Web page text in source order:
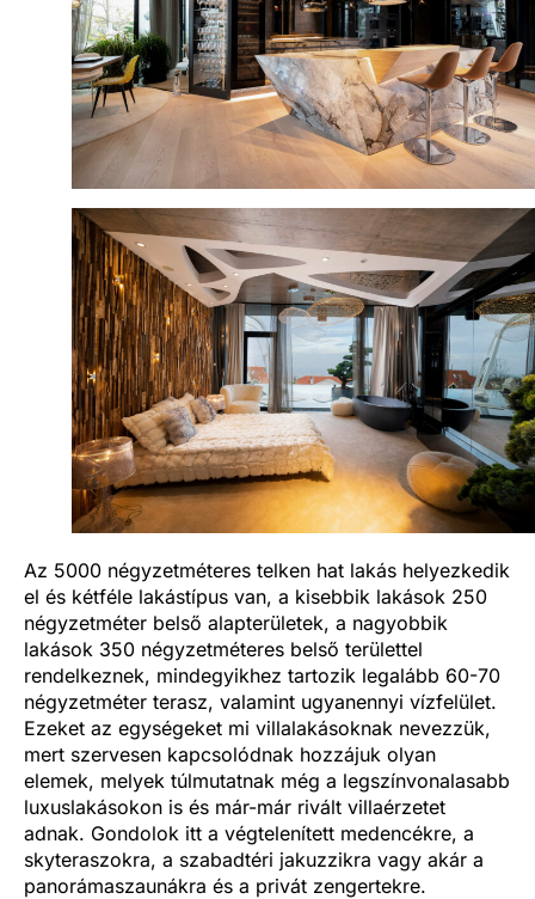
Az 5000 négyzetméteres telken hat lakás helyezkedik
el és kétféle lakástípus van, a kisebbik lakások 250
négyzetméter belső alapterületek, a nagyobbik
lakások 350 négyzetméteres belső területtel
rendelkeznek, mindegyikhez tartozik legalább 60-70
négyzetméter terasz, valamint ugyanennyi vízfelület.
Ezeket az egységeket mi villalakásoknak nevezzük,
mert szervesen kapcsolódnak hozzájuk olyan
elemek, melyek túlmutatnak még a legszínvonalasabb
luxuslakásokon is és már-már rivált villaérzetet
adnak. Gondolok itt a végtelenített medencékre, a
skyteraszokra, a szabadtéri jakuzzikra vagy akár a
panorámaszaunákra és a privát zengertekre.